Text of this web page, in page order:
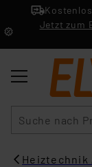
Jetzt zum